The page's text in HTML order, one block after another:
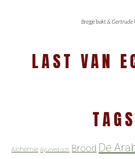
Bregje bakt & Gertrude
LAST VAN
TAGS
Alchemie Ayurvedisch Brood De